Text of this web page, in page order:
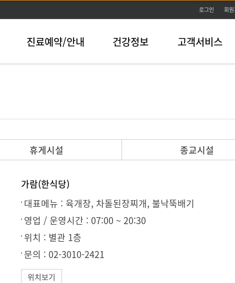
본문바로가기
로그인 회
진료예약/안내 건강정보 고객서비스
휴게시설 종교시설
가람(한식당)
대표메뉴 : 육개장, 차돌된장찌개, 불낙뚝배기
영업 / 운영시간 : 07:00 ~ 20:30
위치 : 별관 1층
문의 : 02-3010-2421
위치보기